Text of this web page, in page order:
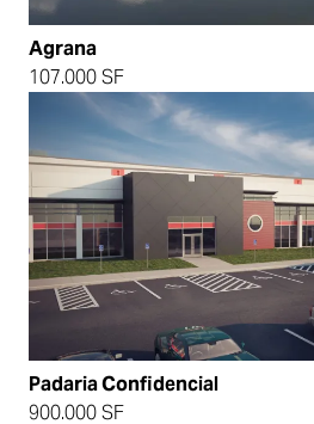
Agrana
107.000 SF
Padaria Confidencial
900.000 SF